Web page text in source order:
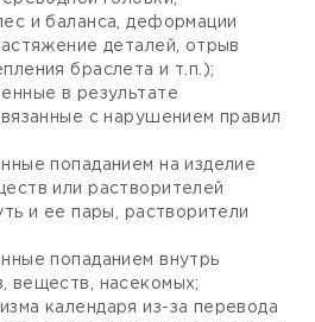
и баланса, деформации
деталей, отрыв
браслета и т.п.);
в результате
с нарушением правил
попаданием на изделие
или растворителей
и ее пары, растворители
попаданием внутрь
веществ, насекомых;
календаря из-за перевода